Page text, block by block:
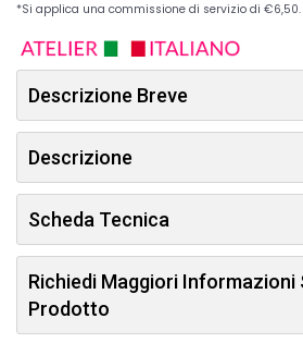
Descrizione Breve
Descrizione
Scheda Tecnica
Richiedi Maggiori Informazioni
Prodotto